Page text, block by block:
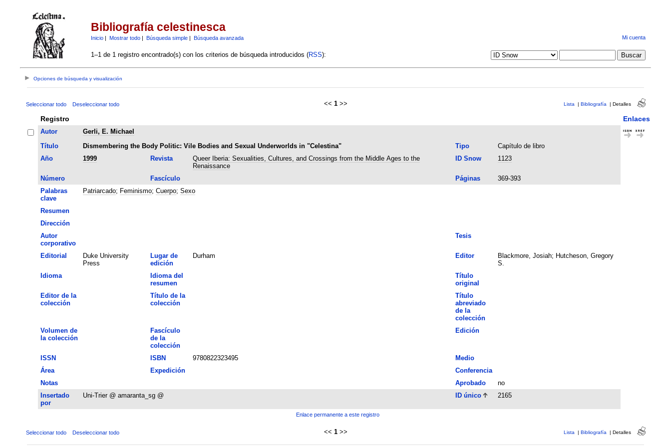
Bibliografía celestinesca
Inicio| Mostrar todo| Búsqueda simple| Búsqueda avanzada Mi cuenta
1–1 de 1 registro encontrado(s) con los criterios de búsqueda introducidos (RSS):
Opciones de búsqueda y visualización
Seleccionar todo Deseleccionar todo << 1 >> Lista | Bibliografía | Detalles
Registro Enlaces
Autor
Gerli, E. Michael
Título
Dismembering the Body Politic: Vile Bodies and Sexual Underworlds in "Celestina" Tipo
Capítulo de libro
Año
1999 Revista
Queer Iberia: Sexualities, Cultures, and Crossings from the Middle Ages to the
Renaissance
ID Snow 1123
Número Fascículo Páginas
369-393
Palabras
clave
Patriarcado; Feminismo; Cuerpo; Sexo
Resumen
Dirección
Autor
corporativo
Tesis
Editorial
Duke University
Press
Lugar de
edición
Durham Editor
Blackmore, Josiah; Hutcheson, Gregory
S.
Idioma
Idioma del
resumen
Título
original
Editor de la
colección
Título de la
colección
Título
abreviado
de la
colección
Volumen de
la colección
Fascículo
de la
colección
Edición
ISSN ISBN 9780822323495
Medio
Área
Expedición
Conferencia
Notas
Aprobado
no
Insertado
por
Uni-Trier @ amaranta_sg @ ID único 2165
Enlace permanente a este registro
Seleccionar todo Deseleccionar todo << 1 >> Lista | Bibliografía | Detalles